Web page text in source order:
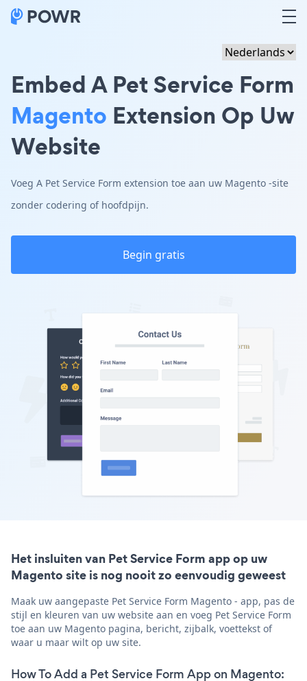
Embed A Pet Service Form
Magento Extension Op Uw
Website
Voeg A Pet Service Form extension toe aan uw Magento -site
zonder codering of hoofdpijn.
Begin gratis
Het insluiten van Pet Service Form app op uw
Magento site is nog nooit zo eenvoudig geweest
Maak uw aangepaste Pet Service Form Magento - app, pas de
stijl en kleuren van uw website aan en voeg Pet Service Form
toe aan uw Magento pagina, bericht, zijbalk, voettekst of
waar u maar wilt op uw site.
How To Add a Pet Service Form App on Magento: